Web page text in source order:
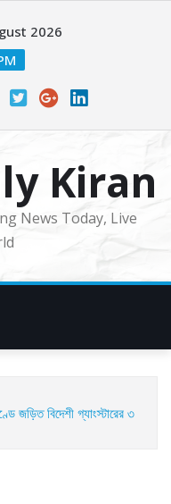
2026
Kiran
News Today, Live
জড়িত বিদেশী গ্যাংস্টারের ৩